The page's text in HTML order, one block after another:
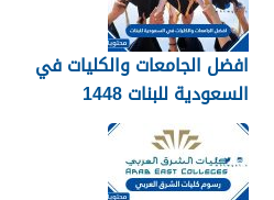
افضل الجامعات والكليات في
السعودية للبنات 1448